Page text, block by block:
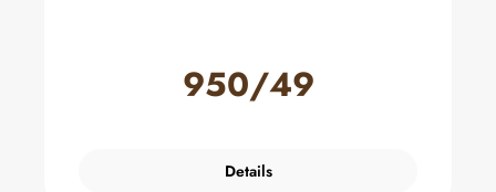
950/49
Details